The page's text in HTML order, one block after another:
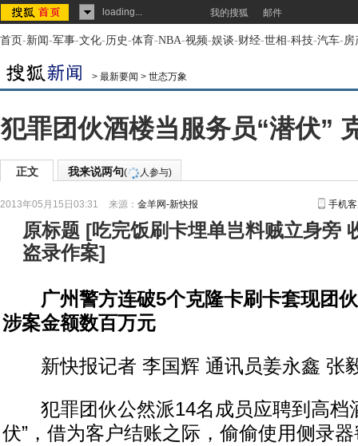
loading... 我的搜狐 邮件
首页-新闻-军事-文化-历史-体育-NBA-视频-娱谈-财经-世相-科技-汽车-房
> 最新要闻 > 世态万象
犯罪团伙酒楼当服务员“潜伏”
正文 我来说两句( 人参与)
2013年05月15日03:31 来源： 金羊网-新快报 手机
原标题 [吃完饭刷卡埋单岂料贼立身旁
盗录作案]
广州警方连破5个克隆卡刷卡套现团伙
涉案金额数百万元
新快报记者 李国辉 通讯员姜永鑫 张
犯罪团伙公然派14名成员应聘到高档
伏”，借为客户结账之际，偷偷使用侧录